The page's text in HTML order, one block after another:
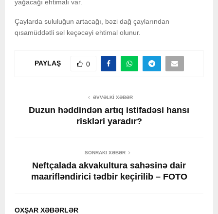
yağacağı ehtimalı var.
Çaylarda sululuğun artacağı, bəzi dağ çaylarından
qısamüddətli sel keçəcəyi ehtimal olunur.
PAYLAŞ 0
ƏVVƏLKI XƏBƏR
Duzun həddindən artıq istifadəsi hansı
riskləri yaradır?
SONRAKI XƏBƏR
Neftçalada akvakultura sahəsinə dair
maarifləndirici tədbir keçirilib – FOTO
OXŞAR XƏBƏRLƏR